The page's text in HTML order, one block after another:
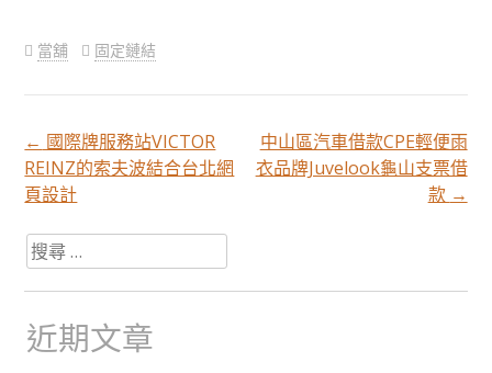
當舖 固定鏈結
文
章
分
← 國際牌服務站VICTOR
REINZ的索夫波結合台北網
頁設計
中山區汽車借款CPE輕便雨
衣品牌Juvelook龜山支票借
款 →
搜
尋
關
於：
近期文章